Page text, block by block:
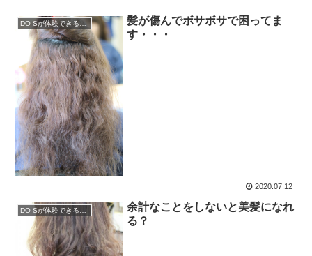
髪が傷んでボサボサで困ってま
す・・・
2020.07.12
余計なことをしないと美髪になれ
る？